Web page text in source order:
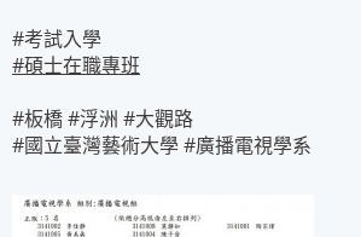
#考試入學
#碩士在職專班
#板橋#浮洲 #大觀路
#國立臺灣藝術大學#廣播電視學系